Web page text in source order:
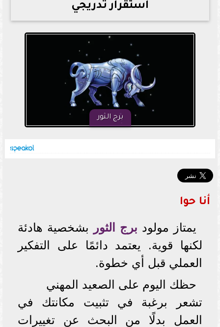
استقرار تدريجي
برج الثور
أنا حوا
يمتاز مولود برج الثور
بشخصية هادئة
لكنها قوية. يعتمد دائمًا على التفكير
العملي قبل أي خطوة.
حظك اليوم على الصعيد المهني
تشعر برغبة في تثبيت مكانتك في
العمل بدلًا من البحث عن تغييرات